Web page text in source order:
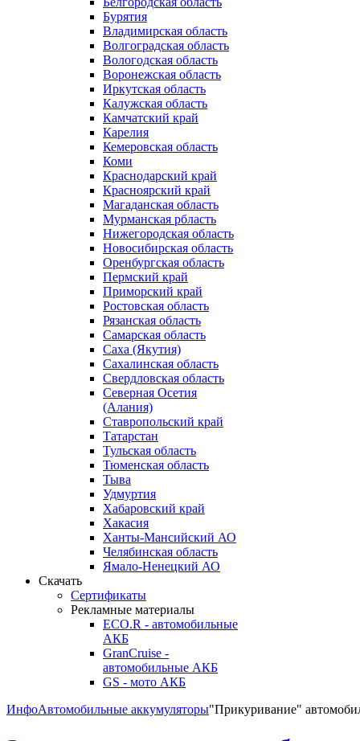
Бурятия
Владимирская область
Волгоградская область
Вологодская область
Воронежская область
Иркутская область
Калужская область
Камчатский край
Карелия
Кемеровская область
Коми
Краснодарский край
Красноярский край
Магаданская область
Мурманская рбласть
Нижегородская область
Новосибирская область
Оренбургская область
Пермский край
Приморский край
Ростовская область
Рязанская область
Самарская область
Саха (Якутия)
Сахалинская область
Свердловская область
Северная Осетия
(Алания)
Ставропольский край
Татарстан
Тульская область
Тюменская область
Тыва
Удмуртия
Хабаровский край
Хакасия
Ханты-Мансийский АО
Челябинская область
Ямало-Ненецкий АО
Скачать
Сертификаты
Рекламные материалы
ECO.R - автомобильные
АКБ
GranCruise -
автомобильные АКБ
GS - мото АКБ
ИнфоАвтомобильные аккумуляторы"Прикуривание"